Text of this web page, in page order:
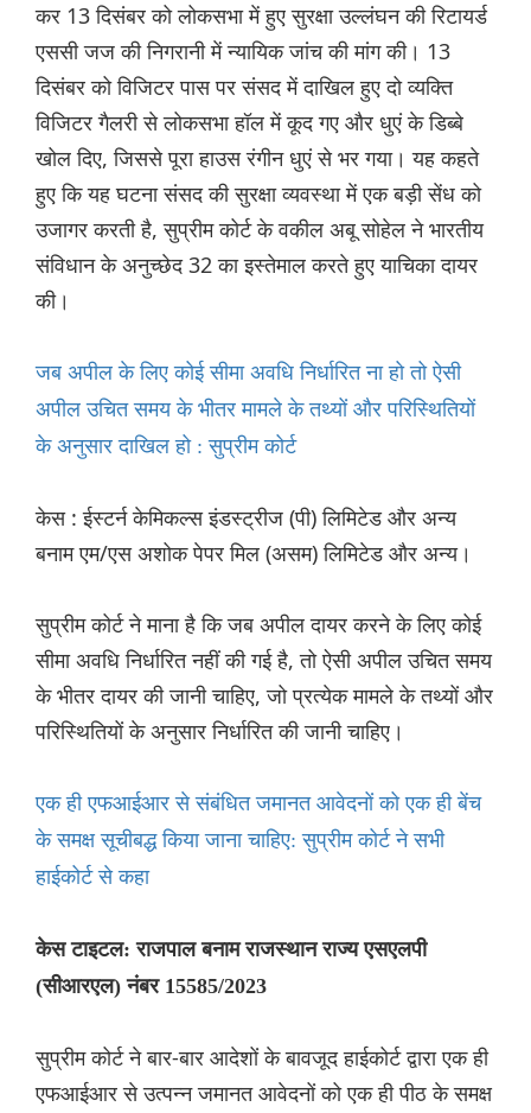
कर 13 दिसंबर को लोकसभा में हुए सुरक्षा उल्लंघन की रिटायर्ड
एससी जज की निगरानी में न्यायिक जांच की मांग की। 13
दिसंबर को विजिटर पास पर संसद में दाखिल हुए दो व्यक्ति
विजिटर गैलरी से लोकसभा हॉल में कूद गए और धुएं के डिब्बे
खोल दिए, जिससे पूरा हाउस रंगीन धुएं से भर गया। यह कहते
हुए कि यह घटना संसद की सुरक्षा व्यवस्था में एक बड़ी सेंध को
उजागर करती है, सुप्रीम कोर्ट के वकील अबू सोहेल ने भारतीय
संविधान के अनुच्छेद 32 का इस्तेमाल करते हुए याचिका दायर
की।
जब अपील के लिए कोई सीमा अवधि निर्धारित ना हो तो ऐसी
अपील उचित समय के भीतर मामले के तथ्यों और परिस्थितियों
के अनुसार दाखिल हो : सुप्रीम कोर्ट
केस : ईस्टर्न केमिकल्स इंडस्ट्रीज (पी) लिमिटेड और अन्य
बनाम एम/एस अशोक पेपर मिल (असम) लिमिटेड और अन्य।
सुप्रीम कोर्ट ने माना है कि जब अपील दायर करने के लिए कोई
सीमा अवधि निर्धारित नहीं की गई है, तो ऐसी अपील उचित समय
के भीतर दायर की जानी चाहिए, जो प्रत्येक मामले के तथ्यों और
परिस्थितियों के अनुसार निर्धारित की जानी चाहिए।
एक ही एफआईआर से संबंधित जमानत आवेदनों को एक ही बेंच
के समक्ष सूचीबद्ध किया जाना चाहिए: सुप्रीम कोर्ट ने सभी
हाईकोर्ट से कहा
केस टाइटल: राजपाल बनाम राजस्थान राज्य एसएलपी
(सीआरएल) नंबर 15585/2023
सुप्रीम कोर्ट ने बार-बार आदेशों के बावजूद हाईकोर्ट द्वारा एक ही
एफआईआर से उत्पन्न जमानत आवेदनों को एक ही पीठ के समक्ष